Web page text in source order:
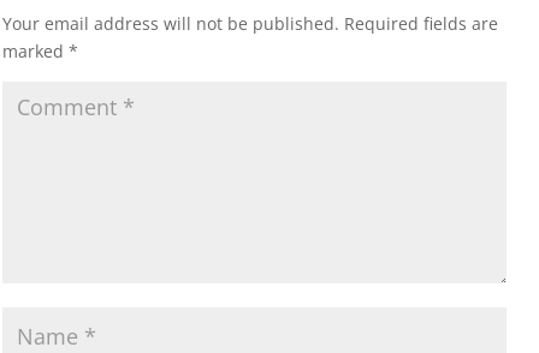
Your email address will not be published. Required fields are
marked *